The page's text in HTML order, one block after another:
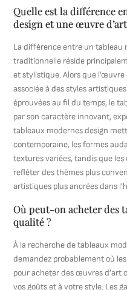
Quelle est la différence
design et une œuvre
La différence entre un tableau
traditionnelle réside
et stylistique. Alors que
associée à des styles
éprouvées au fil du temps, le
par son caractère innovant,
tableaux modernes design
contemporaine, les formes
textures variées, tandis que
refléter des thèmes plus
artistiques plus ancrées dans
Où peut-on acheter des
qualité ?
À la recherche de tableaux
demandez probablement où
pour acheter des œuvres d’art
vos goûts et à votre style. Les